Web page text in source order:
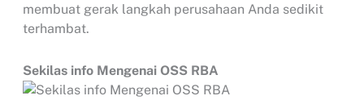
membuat gerak langkah perusahaan Anda sedikit
terhambat.
Sekilas info Mengenai OSS RBA